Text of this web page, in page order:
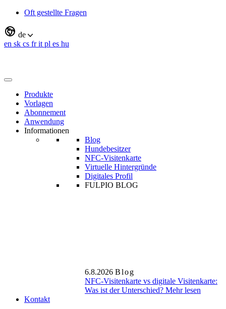
Oft gestellte Fragen
de
en sk cs frit pl es hu
Produkte
Vorlagen
Abonnement
Anwendung
Informationen
Blog
Hundebesitzer
NFC-Visitenkarte
Virtuelle Hintergründe
Digitales Profil
FULPIO BLOG
6.8.2026 Blog
NFC-Visitenkarte vs digitale Visitenkarte:
Was ist der Unterschied? Mehr lesen
Kontakt